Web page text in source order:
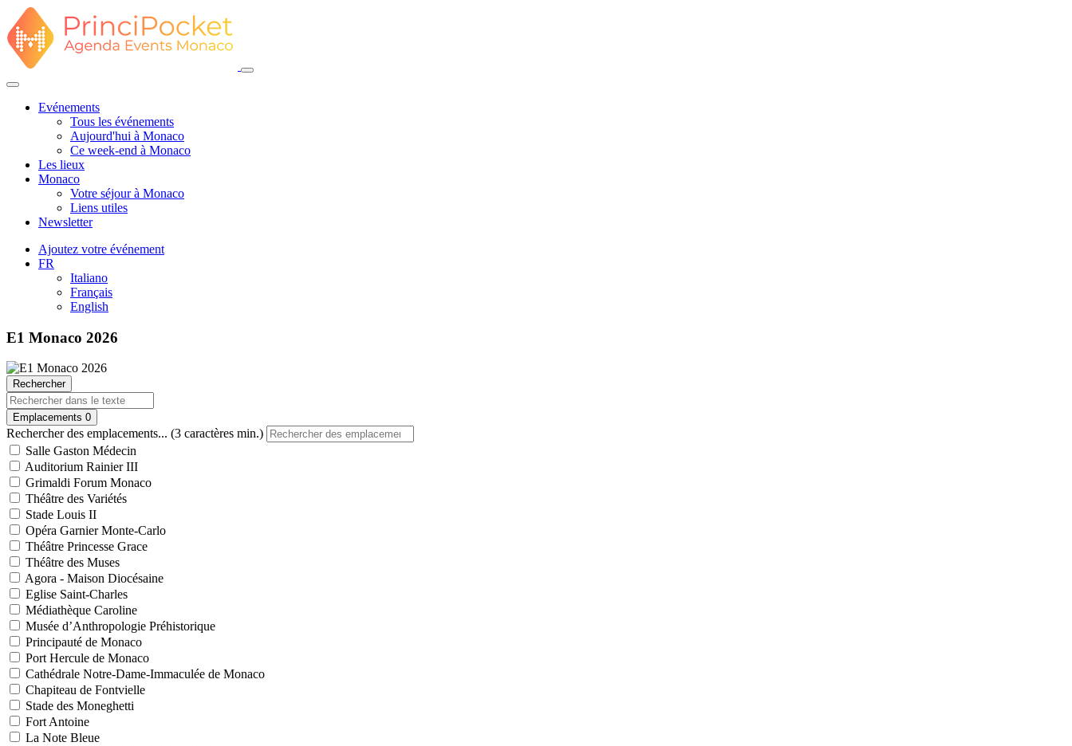
Evénements
Tous les événements
Aujourd'hui à Monaco
Ce week-end à Monaco
Les lieux
Monaco
Votre séjour à Monaco
Liens utiles
Newsletter
Ajoutez votre événement
FR
Italiano
Français
English
E1 Monaco 2026
Rechercher
Emplacements 0
Rechercher des emplacements... (3 caractères min.)
Salle Gaston Médecin
Auditorium Rainier III
Grimaldi Forum Monaco
Théâtre des Variétés
Stade Louis II
Opéra Garnier Monte-Carlo
Théâtre Princesse Grace
Théâtre des Muses
Agora - Maison Diocésaine
Eglise Saint-Charles
Médiathèque Caroline
Musée d’Anthropologie Préhistorique
Principauté de Monaco
Port Hercule de Monaco
Cathédrale Notre-Dame-Immaculée de Monaco
Chapiteau de Fontvielle
Stade des Moneghetti
Fort Antoine
La Note Bleue